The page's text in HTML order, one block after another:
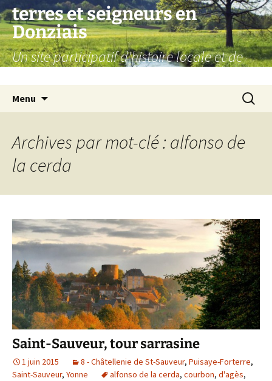
Aller
au
contenu
terres et seigneurs en
Donziais
Un site participatif d'histoire locale et de
Menu
Archives par mot-clé : alfonso de
la cerda
Saint-Sauveur, tour sarrasine
1 juin 2015 8 - Châtellenie de St-Sauveur, Puisaye-Forterre,
Saint-Sauveur, Yonne alfonso de la cerda, courbon, d'agès,